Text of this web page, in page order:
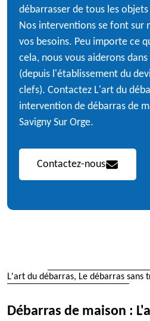
débarrasser de tous les
Nos interventions se font sur
vos besoins. Peu importe ce
cela, nous vous aiderons
(depuis l'établissement du
clefs). Contactez L'art du
intervention de débarras de
Savigny Sur Orge.
Contactez-nous
L'art du débarras, Le débarras sans
Débarras de maison :